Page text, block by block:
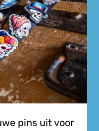
pins uit voor